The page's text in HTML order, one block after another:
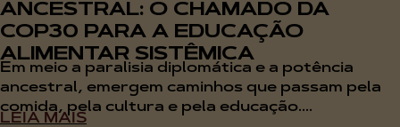
ANCESTRAL: O CHAMADO DA
COP30 PARA A EDUCAÇÃO
ALIMENTAR SISTÊMICA
Em meio a paralisia diplomática e a potência
ancestral, emergem caminhos que passam pela
comida, pela cultura e pela educação....
LEIA MAIS